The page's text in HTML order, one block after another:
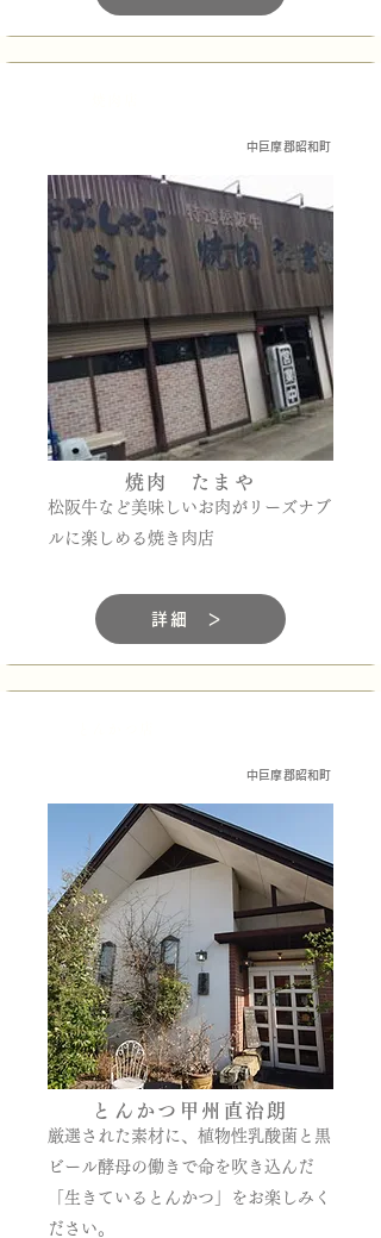
中巨摩郡昭和町
焼肉 たまや
松阪牛など美味しいお肉がリーズナブ
ルに楽しめる焼き肉店
詳細 ＞
中巨摩郡昭和町
とんかつ甲州直治朗
厳選された素材に、植物性乳酸菌と黒
ビール酵母の働きで命を吹き込んだ
「生きているとんかつ」をお楽しみく
ださい。